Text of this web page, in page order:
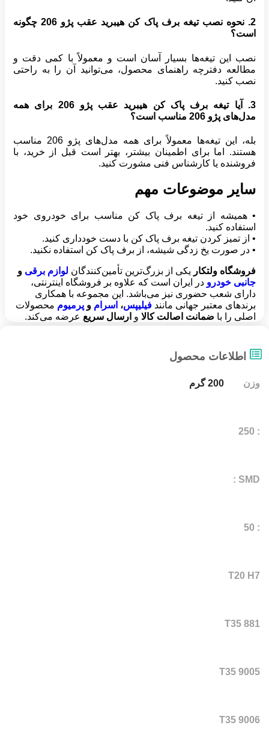
2. نحوه نصب تیغه برف پاک کن هیبرید عقب پژو 206 چگونه
است؟
نصب این تیغه‌ها بسیار آسان است و معمولاً با کمی دقت و
مطالعه دفترچه راهنمای محصول، می‌توانید آن را به راحتی
نصب کنید.
3. آیا تیغه برف پاک کن هیبرید عقب پژو 206 برای همه
مدل‌های پژو 206 مناسب است؟
بله، این تیغه‌ها معمولاً برای همه مدل‌های پژو 206 مناسب
هستند. اما برای اطمینان بیشتر، بهتر است قبل از خرید، با
فروشنده یا کارشناس فنی مشورت کنید.
سایر موضوعات مهم
• همیشه از تیغه برف پاک کن مناسب برای خودروی خود
استفاده کنید.
• از تمیز کردن تیغه برف پاک کن با دست خودداری کنید.
• در صورت یخ زدگی شیشه، از برف پاک کن استفاده نکنید.
فروشگاه ولتکار یکی از بزرگ‌ترین تأمین‌کنندگان لوازم برقی و
جانبی خودرو در ایران است که علاوه بر فروشگاه اینترنتی،
دارای شعب حضوری نیز می‌باشد. این مجموعه با همکاری
برندهای معتبر جهانی مانند فیلیپس، اسرام و پرمیوم محصولات
اصلی را با ضمانت اصالت کالا و ارسال سریع عرضه می‌کند.
اطلاعات محصول
وزن 200 گرم
: 250
SMD :
: 50
T20 H7
T35 881
T35 9005
T35 9006